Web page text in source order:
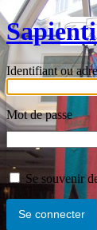
Identifiant ou
Mot de passe
Se souvenir